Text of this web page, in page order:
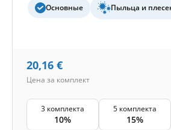
Основные Пыльца и
20,16 €
Цена за комплект
3 комплекта
10%
5 комплекта
15%